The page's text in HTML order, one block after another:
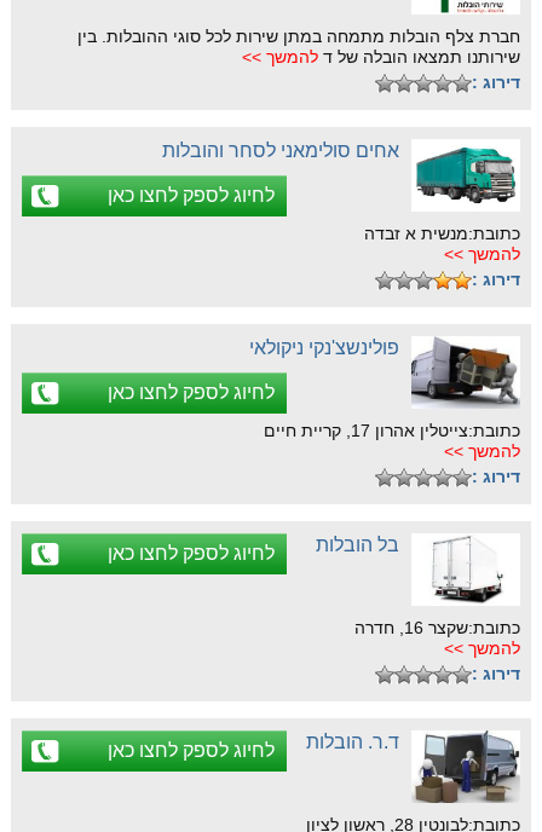
חברת צלף הובלות מתמחה במתן שירות לכל סוגי ההובלות. בין
שירותנו תמצאו הובלה של ד להמשך >>
דירוג :
אחים סולימאני לסחר והובלות
לחיוג לספק לחצו כאן
כתובת:מנשית א זבדה
להמשך >>
דירוג :
פולינשצ'נקי ניקולאי
לחיוג לספק לחצו כאן
כתובת:צייטלין אהרון 17, קריית חיים
להמשך >>
דירוג :
בל הובלות לחיוג לספק לחצו כאן
כתובת:שקצר 16, חדרה
להמשך >>
דירוג :
ד.ר. הובלות לחיוג לספק לחצו כאן
כתובת:לבונטין 28, ראשון לציון